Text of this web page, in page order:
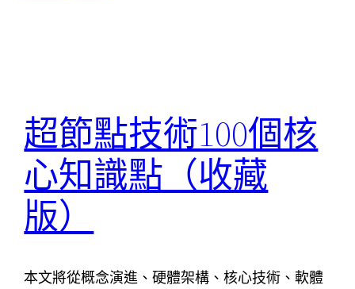
超節點技術100個核
心知識點（收藏
版）
本文將從概念演進、硬體架構、核心技術、軟體